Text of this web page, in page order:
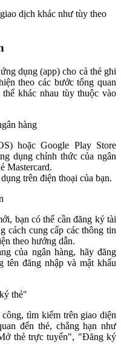
dịch khác như tùy theo
dụng (app) cho cả thẻ ghi
theo các bước tổng quan
khác nhau tùy thuộc vào
hàng
hoặc Google Play Store
dụng chính thức của ngân
Mastercard.
trên điện thoại của bạn.
bạn có thể cần đăng ký tài
cách cung cấp các thông tin
theo hướng dẫn.
của ngân hàng, hãy đăng
tên đăng nhập và mật khẩu
thẻ"
tìm kiếm trên giao diện
đến thẻ, chẳng hạn như
thẻ trực tuyến", "Đăng ký